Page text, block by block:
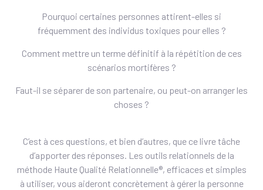
Pourquoi certaines personnes attirent-elles si
fréquemment des individus toxiques pour elles ?
Comment mettre un terme définitif à la répétition de ces
scénarios mortifères ?
Faut-il se séparer de son partenaire, ou peut-on arranger les
choses ?
C’est à ces questions, et bien d’autres, que ce livre tâche
d’apporter des réponses. Les outils relationnels de la
méthode Haute Qualité Relationnelle®, efficaces et simples
à utiliser, vous aideront concrètement à gérer la personne